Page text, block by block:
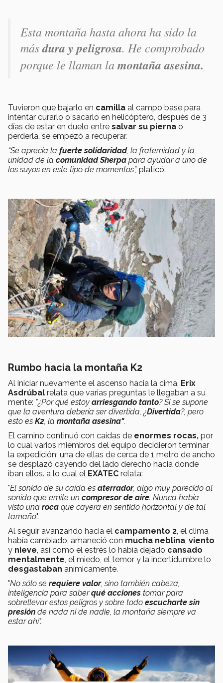
Esta montaña hasta ahora ha sido la
másdura y peligrosa. He comprobado
porque le llaman lamontaña asesina.
Tuvieron que bajarlo en camilla al campo base para
intentar curarlo o sacarlo en helicóptero, después de 3
días de estar en duelo entre salvar su pierna o
perderla, se empezó a recuperar.
“Se aprecia la fuerte solidaridad, la fraternidad y la
unidad de la comunidad Sherpa para ayudar a uno de
los suyos en este tipo de momentos”, platicó.
Rumbo hacia la montaña K2
Al iniciar nuevamente el ascenso hacia la cima, Erix
Asdrúbal relata que varias preguntas le llegaban a su
mente: "¿Por qué estoy arriesgando tanto? Si se supone
que la aventura debería ser divertida, ¿Divertida?, pero
esto es K2, la montaña asesina".
El camino continuó con caídas de enormes rocas, por
lo cual varios miembros del equipo decidieron terminar
la expedición; una de ellas de cerca de 1 metro de ancho
se desplazó cayendo del lado derecho hacia donde
iban ellos. a lo cual el EXATEC relata:
"El sonido de su caída es aterrador, algo muy parecido al
sonido que emite un compresor de aire. Nunca había
visto una roca que cayera en sentido horizontal y de tal
tamaño".
Al seguir avanzando hacia el campamento 2, el clima
había cambiado, amaneció con mucha neblina, viento
y nieve, así como el estrés lo había dejado cansado
mentalmente, el miedo, el temor y la incertidumbre lo
desgastaban anímicamente.
"No sólo se requiere valor, sino también cabeza,
inteligencia para saberqué acciones tomar para
sobrellevar estos peligros y sobre todo escucharte sin
presión de nada ni de nadie, la montaña siempre va
estar ahí".